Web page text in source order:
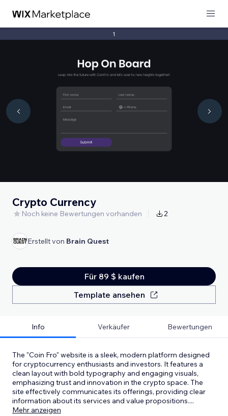
1
Crypto Currency
Noch keine Bewertungen vorhanden 2
Erstellt von Brain Quest
Für 89 $ kaufen
Template ansehen
Info Verkäufer Bewertungen
The "Coin Fro" website is a sleek, modern platform designed
for cryptocurrency enthusiasts and investors. It features a
clean layout with bold typography and engaging visuals,
emphasizing trust and innovation in the crypto space. The
site effectively communicates its offerings, providing clear
information about its services and value propositions....
Mehr anzeigen